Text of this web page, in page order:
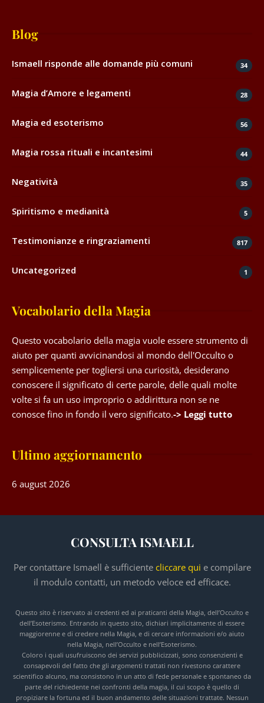
Blog
Ismaell risponde alle domande più comuni 34
Magia d’Amore e legamenti 28
Magia ed esoterismo 56
Magia rossa rituali e incantesimi 44
Negatività 35
Spiritismo e medianità 5
Testimonianze e ringraziamenti 817
Uncategorized 1
Vocabolario della Magia
Questo vocabolario della magia vuole essere strumento di
aiuto per quanti avvicinandosi al mondo dell'Occulto o
semplicemente per togliersi una curiosità, desiderano
conoscere il significato di certe parole, delle quali molte
volte si fa un uso improprio o addirittura non se ne
conosce fino in fondo il vero significato.-> Leggi tutto
Ultimo aggiornamento
6 august 2026
CONSULTA ISMAELL
Per contattare Ismaell è sufficiente cliccare qui e compilare
il modulo contatti, un metodo veloce ed efficace.
Questo sito è riservato ai credenti ed ai praticanti della Magia, dell’Occulto e
dell’Esoterismo. Entrando in questo sito, dichiari implicitamente di essere
maggiorenne e di credere nella Magia, e di cercare informazioni e/o aiuto
nella Magia, nell’Occulto e nell’Esoterismo.
Coloro i quali usufruiscono dei servizi pubblicizzati, sono consenzienti e
consapevoli del fatto che gli argomenti trattati non rivestono carattere
scientifico alcuno, ma consistono in un atto di fede personale e spontaneo da
parte del richiedente nei confronti della magia, il cui scopo è quello di
propiziare la fortuna ed il buon andamento delle situazioni trattate. Nessun